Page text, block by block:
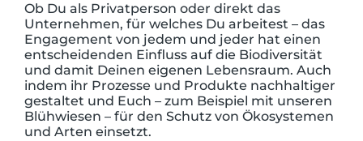
Ob Du als Privatperson oder direkt das
Unternehmen, für welches Du arbeitest – das
Engagement von jedem und jeder hat einen
entscheidenden Einfluss auf die Biodiversität
und damit Deinen eigenen Lebensraum. Auch
indem ihr Prozesse und Produkte nachhaltiger
gestaltet und Euch – zum Beispiel mit unseren
Blühwiesen – für den Schutz von Ökosystemen
und Arten einsetzt.